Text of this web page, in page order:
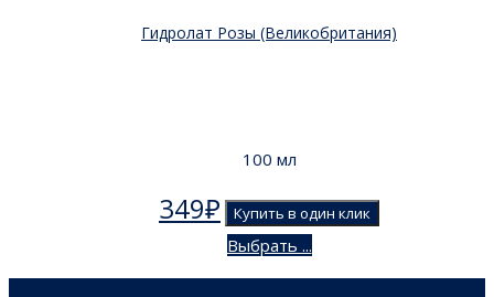
Гидролат Розы (Великобритания)
100 мл
349₽ Купить в один клик
Выбрать ...